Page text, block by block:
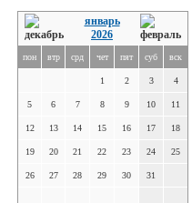
январь
2026
пон втр срд чет пят суб вск
1 2 3 4
5 6 7 8 9 10 11
12 13 14 15 16 17 18
19 20 21 22 23 24 25
26 27 28 29 30 31